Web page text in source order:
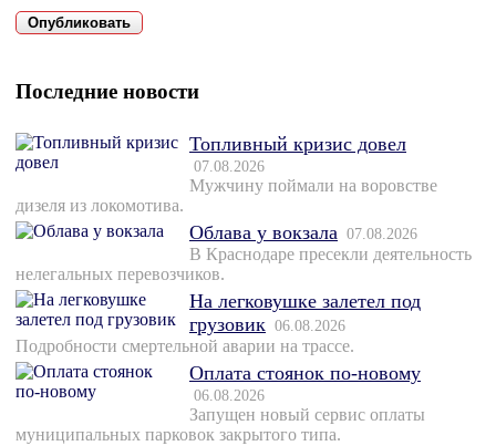
Последние новости
Топливный кризис довел
07.08.2026
Мужчину поймали на воровстве
дизеля из локомотива.
Облава у вокзала 07.08.2026
В Краснодаре пресекли деятельность
нелегальных перевозчиков.
На легковушке залетел под
грузовик 06.08.2026
Подробности смертельной аварии на трассе.
Оплата стоянок по-новому
06.08.2026
Запущен новый сервис оплаты
муниципальных парковок закрытого типа.